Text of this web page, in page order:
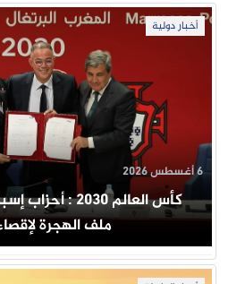
أخبار دولية
كأس العالم 2030
ملف الهجرة
6 أغسطس 2026